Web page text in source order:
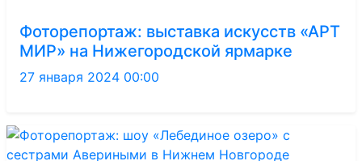
Фоторепортаж: выставка искусств «АРТ
МИР» на Нижегородской ярмарке
27 января 2024 00:00